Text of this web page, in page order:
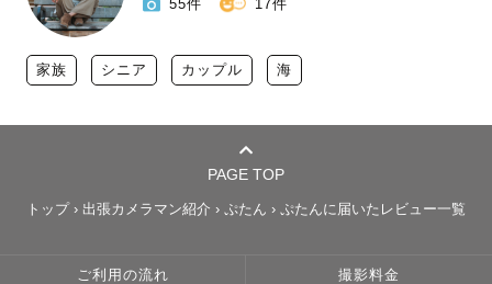
55件 17件
家族 シニア カップル 海
PAGE TOP
トップ › 出張カメラマン紹介 › ぷたん › ぷたんに届いたレビュー一覧
ご利用の流れ 撮影料金